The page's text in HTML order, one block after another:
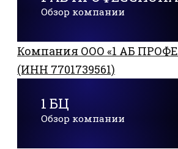
Обзор компании
Компания ООО «1 АБ
(ИНН 7701739561)
1 БЦ
Обзор компании